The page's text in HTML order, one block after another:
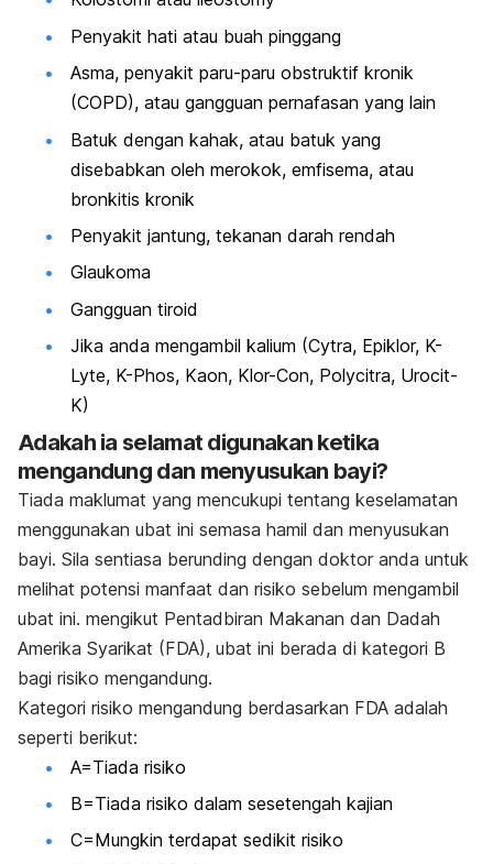
Penyakit hati atau buah pinggang
Asma, penyakit paru-paru obstruktif kronik
(COPD), atau gangguan pernafasan yang lain
Batuk dengan kahak, atau batuk yang
disebabkan oleh merokok, emfisema, atau
bronkitis kronik
Penyakit jantung, tekanan darah rendah
Glaukoma
Gangguan tiroid
Jika anda mengambil kalium (Cytra, Epiklor, K-
Lyte, K-Phos, Kaon, Klor-Con, Polycitra, Urocit-
K)
Adakah ia selamat digunakan ketika
mengandung dan menyusukan bayi?
Tiada maklumat yang mencukupi tentang keselamatan
menggunakan ubat ini semasa hamil dan menyusukan
bayi. Sila sentiasa berunding dengan doktor anda untuk
melihat potensi manfaat dan risiko sebelum mengambil
ubat ini. mengikut Pentadbiran Makanan dan Dadah
Amerika Syarikat (FDA), ubat ini berada di kategori B
bagi risiko mengandung.
Kategori risiko mengandung berdasarkan FDA adalah
seperti berikut:
A=Tiada risiko
B=Tiada risiko dalam sesetengah kajian
C=Mungkin terdapat sedikit risiko